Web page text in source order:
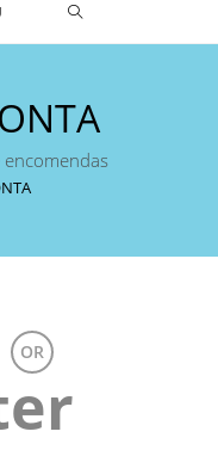
encomendas
OR